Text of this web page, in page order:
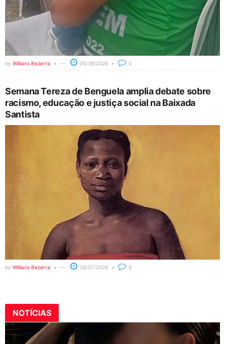
by Willians Bezerra 05/08/2026 0
Semana Tereza de Benguela amplia debate sobre
racismo, educação e justiça social na Baixada
Santista
by Willians Bezerra 28/07/2026 0
NOTÍCIAS